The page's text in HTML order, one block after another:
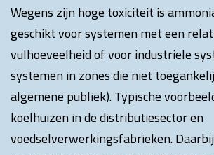
Wegens zijn hoge toxiciteit is
geschikt voor systemen met een
vulhoeveelheid of voor industriële
systemen in zones die niet
algemene publiek). Typische
koelhuizen in de distributiesector en
voedselverwerkingsfabrieken.